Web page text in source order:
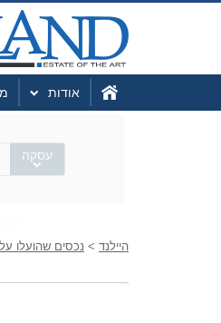
אודות
עסקה
היילנד > נכסים שהועלו על